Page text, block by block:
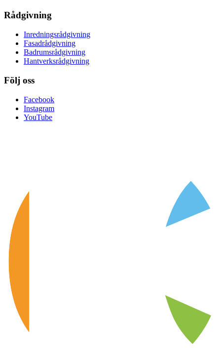
Rådgivning
Inredningsrådgivning
Fasadrådgivning
Badrumsrådgivning
Hantverksrådgivning
Följ oss
Facebook
Instagram
YouTube